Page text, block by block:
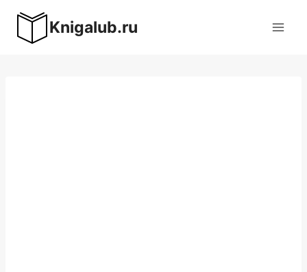
содержимому
Knigalub.ru